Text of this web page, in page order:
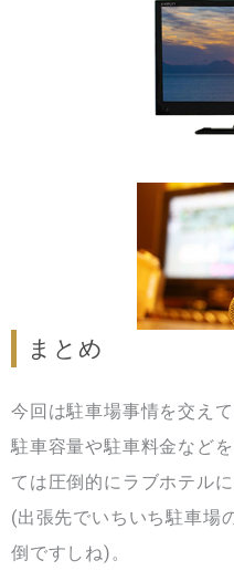
まとめ
今回は駐車場事情を交え
駐車容量や駐車料金など
ては圧倒的にラブホテル
(出張先でいちいち駐車場
倒ですしね)。